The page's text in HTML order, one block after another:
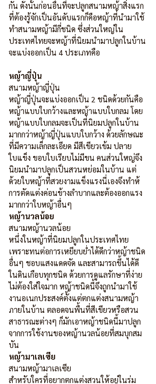
กัน ดังนั้นก่อนอื่นที่จะปลูกสนามหญ้าสิ่งแรก
ที่ต้องรู้จักเป็นอันดับแรกก็คือหญ้าที่นำมาใช้
ทำสนามหญ้ามีกี่ชนิด ซึ่งส่วนใหญ่ใน
ประเทศไทยจะหญ้าที่นิยมนำมาปลูกในบ้าน
จะแบ่งออกเป็น 4 ประเภทคือ
หญ้าญี่ปุ่น
สนามหญ้าญี่ปุ่น
หญ้าญี่ปุ่นจะแบ่งออกเป็น 2 ชนิดด้วยกันคือ
หญ้าแบบใบกว้างและหญ้าแบบใบกลม โดย
หญ้าแบบใบกลมจะเป็นที่นิยมปลูกในบ้าน
มากกว่าหญ้าญี่ปุ่นแบบใบกว้าง ด้วยลักษณะ
ที่มีความเล็กละเอียด มีสีเขียวเข้ม ปลาย
ใบแข็ง ขอบใบเรียบไม่มีขน คนส่วนใหญ่จึง
นิยมนำมาปลูกเป็นสวนหย่อมในบ้าน แต่
ด้วยใบหญ้าที่สวยงามแข็งแรงนี่เองจึงทำห้
การตัดแต่งค่อนข้างลำบากและต้องออกแรง
มากกว่าใบหญ้าอื่นๆ
หญ้านวลน้อย
สนามหญ้านวลน้อย
หนึ่งในหญ้าที่นิยมปลูกในประเทศไทย
เพราะทนต่อการเหยียบย่ำได้ดีกว่าหญ้าชนิด
อื่นๆ ชอบแสงแดดจัด และสามารถขึ้นได้ดี
ในดินเกือบทุกชนิด ด้วยการดูแลรักษาที่ง่าย
ไม่ต้องใส่ใจมาก หญ้าชนิดนี้จึงถูกนำมาใช้
งานอเนกประสงค์ตั้งแต่ตกแต่งสนามหญ้า
ภายในบ้าน ตลอดจนพื้นที่สีเขียวหรือสวน
สาธารณะต่างๆ ก็มักเอาหญ้าชนิดนี้มาปลูก
จากการใช้งานของหญ้านวลน้อยที่สมบุกสม
บัน
หญ้ามาเลเซีย
สนามหญ้ามาเลเซีย
สำหรับใครที่อยากตกแต่งสวนให้อยู่ในร่ม